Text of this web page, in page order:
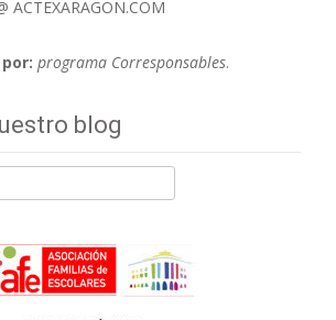
ACTEXARAGON.COM
programa Corresponsables.
blog